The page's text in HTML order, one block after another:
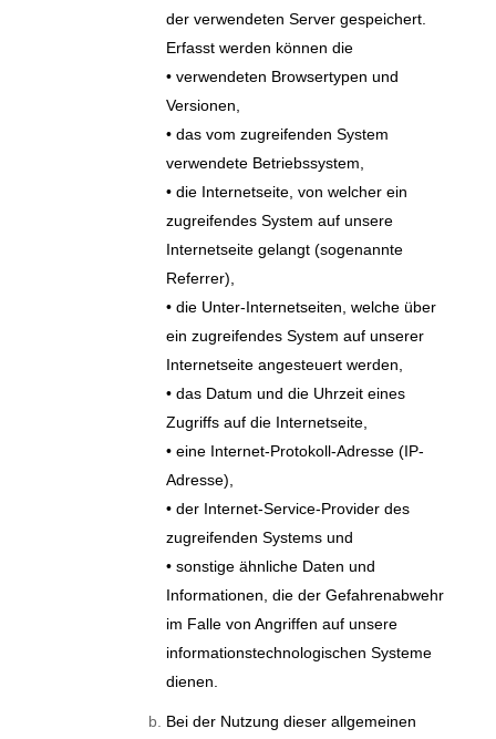
der verwendeten Server gespeichert.
Erfasst werden können die
• verwendeten Browsertypen und
Versionen,
• das vom zugreifenden System
verwendete Betriebssystem,
• die Internetseite, von welcher ein
zugreifendes System auf unsere
Internetseite gelangt (sogenannte
Referrer),
• die Unter-Internetseiten, welche über
ein zugreifendes System auf unserer
Internetseite angesteuert werden,
• das Datum und die Uhrzeit eines
Zugriffs auf die Internetseite,
• eine Internet-Protokoll-Adresse (IP-
Adresse),
• der Internet-Service-Provider des
zugreifenden Systems und
• sonstige ähnliche Daten und
Informationen, die der Gefahrenabwehr
im Falle von Angriffen auf unsere
informationstechnologischen Systeme
dienen.
Bei der Nutzung dieser allgemeinen